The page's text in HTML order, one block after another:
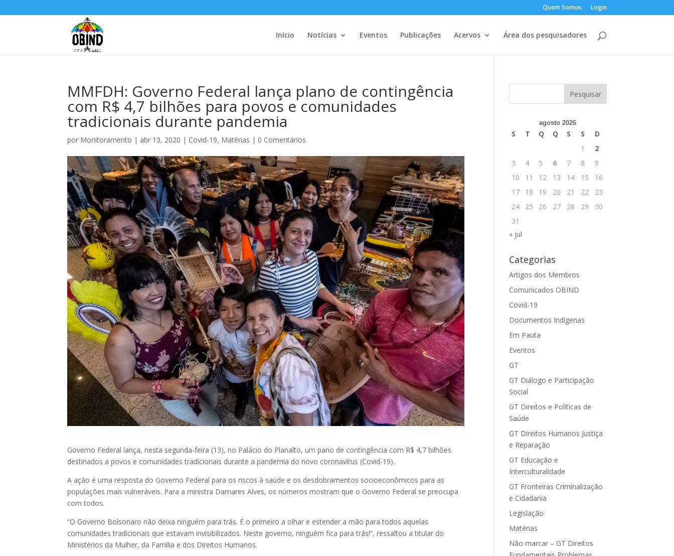
Quem Somos Login
Início Notícias Eventos Publicações Acervos Área dos pesquisadores
MMFDH: Governo Federal lança plano de contingência
com R$ 4,7 bilhões para povos e comunidades
tradicionais durante pandemia
por Monitoramento | abr 13, 2020 | Covid-19, Matérias | 0 Comentários
Governo Federal lança, nesta segunda-feira (13), no Palácio do Planalto, um pano de contingência com R$ 4,7 bilhões
destinados a povos e comunidades tradicionais durante a pandemia do novo coronavírus (Covid-19).
A ação é uma resposta do Governo Federal para os riscos à saúde e os desdobramentos socioeconômicos para as
populações mais vulneráveis. Para a ministra Damares Alves, os números mostram que o Governo Federal se preocupa
com todos.
“O Governo Bolsonaro não deixa ninguém para trás. É o primeiro a olhar e estender a mão para todos aquelas
comunidades tradicionais que estavam invisibilizados. Neste governo, ninguém fica para trás!”, ressaltou a titular do
Ministérios da Mulher, da Família e dos Direitos Humanos.
agosto 2026
S T Q Q S S
D
1
2
3
4 5 6 7 8
9
10
11 12 13 14 15
16
17
18 19 20 21 22
23
24
25 26 27 28 29
30
31
« jul
Categorias
Artigos dos Membros
Comunicados OBIND
Covid-19
Documentos Indígenas
Em Pauta
Eventos
GT
GT Diálogo e Participação
Social
GT Direitos e Políticas de
Saúde
GT Direitos Humanos Justiça
e Reparação
GT Educação e
Interculturalidade
GT Fronteiras Criminalização
e Cidadania
Legislação
Matérias
Não marcar – GT Direitos